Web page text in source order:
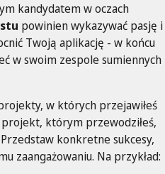
kandydatem w oczach
powinien wykazywać pasję i
Twoją aplikację - w końcu
w swoim zespole sumiennych
w których przejawiłeś
projekt, którym przewodziłeś,
konkretne sukcesy,
zaangażowaniu. Na przykład: